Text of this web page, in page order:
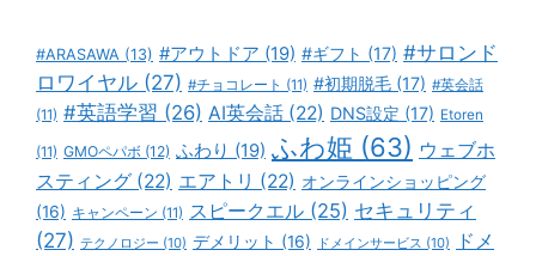
#ARASAWA (13) #アウトドア (19) #ギフト (17) #サロンド
ロワイヤル (27) #チョコレート (11) #初期脱毛 (17) #英会話
(11) #英語学習 (26) AI英会話 (22) DNS設定 (17) Etoren
(11) GMOペパボ (12) ふわり (19) ふわ姫 (63) ウェブホ
スティング (22) エアトリ (22) オンラインショッピング
(16) キャンペーン (11) スピークエル (25) セキュリティ
(27) テクノロジー (10) デメリット (16) ドメインサービス (10)
ドメ